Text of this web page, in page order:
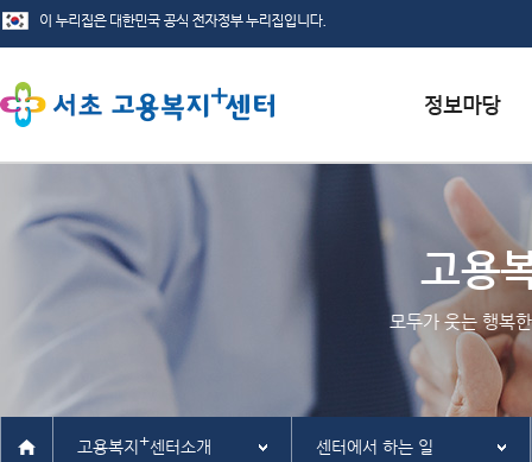
서식자료실
채용정보
인재정보
관련사이트
고용
모두가 웃는 행복
고용복지 +센터소개 센터에서 하는 일